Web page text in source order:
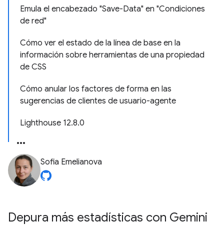
Emula el encabezado "Save-Data" en "Condiciones
de red"
Cómo ver el estado de la línea de base en la
información sobre herramientas de una propiedad
de CSS
Cómo anular los factores de forma en las
sugerencias de clientes de usuario-agente
Lighthouse 12.8.0
Sofia Emelianova
Depura más estadísticas con Gemini